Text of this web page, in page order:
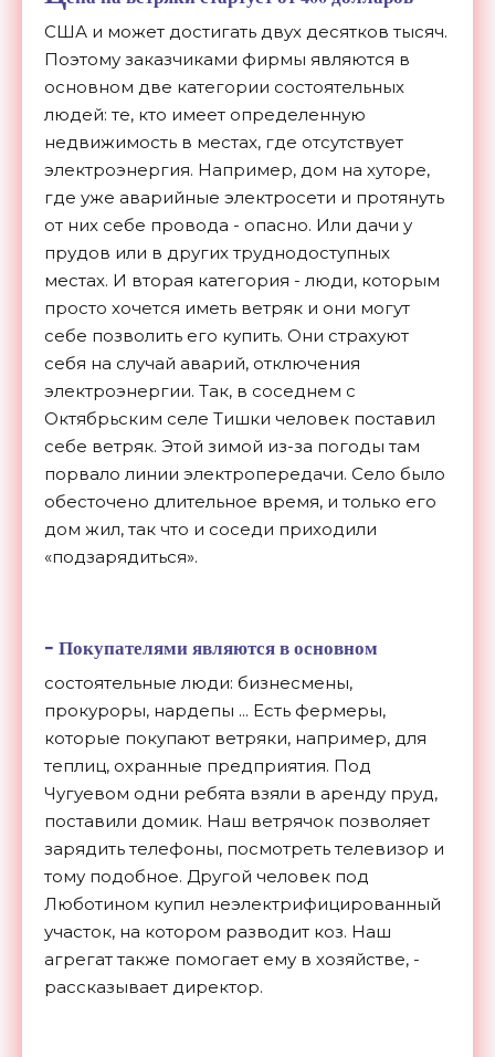
США и может достигать двух десятков тысяч.
Поэтому заказчиками фирмы являются в
основном две категории состоятельных
людей: те, кто имеет определенную
недвижимость в местах, где отсутствует
электроэнергия. Например, дом на хуторе,
где уже аварийные электросети и протянуть
от них себе провода - опасно. Или дачи у
прудов или в других труднодоступных
местах. И вторая категория - люди, которым
просто хочется иметь ветряк и они могут
себе позволить его купить. Они страхуют
себя на случай аварий, отключения
электроэнергии. Так, в соседнем с
Октябрьским селе Тишки человек поставил
себе ветряк. Этой зимой из-за погоды там
порвало линии электропередачи. Село было
обесточено длительное время, и только его
дом жил, так что и соседи приходили
«подзарядиться».
- Покупателями являются в основном
состоятельные люди: бизнесмены,
прокуроры, нардепы ... Есть фермеры,
которые покупают ветряки, например, для
теплиц, охранные предприятия. Под
Чугуевом одни ребята взяли в аренду пруд,
поставили домик. Наш ветрячок позволяет
зарядить телефоны, посмотреть телевизор и
тому подобное. Другой человек под
Люботином купил неэлектрифицированный
участок, на котором разводит коз. Наш
агрегат также помогает ему в хозяйстве, -
рассказывает директор.